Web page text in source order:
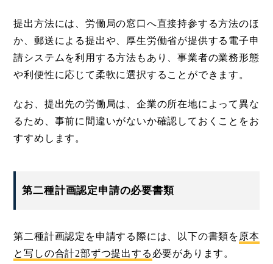
提出方法には、労働局の窓口へ直接持参する方法のほ
か、郵送による提出や、厚生労働省が提供する電子申
請システムを利用する方法もあり、事業者の業務形態
や利便性に応じて柔軟に選択することができます。
なお、提出先の労働局は、企業の所在地によって異な
るため、事前に間違いがないか確認しておくことをお
すすめします。
第二種計画認定申請の必要書類
第二種計画認定を申請する際には、以下の書類を 原本
と写しの合計2部ずつ提出する 必要があります。